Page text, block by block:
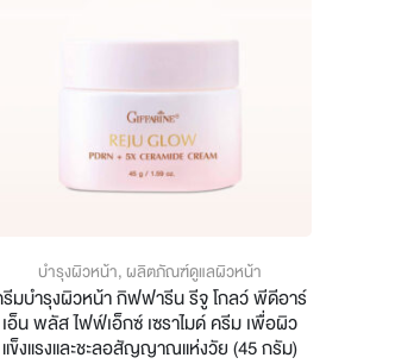
chosen
the
page
บำรุงผิวหน้า, ผลิตภัณฑ์ดูแลผิวหน้า
มบำรุงผิวหน้า กิฟฟารีน รีจู โกลว์ พีดีอาร์
เอ็น พลัส ไฟฟ์เอ็กซ์ เซราไมด์ ครีม เพื่อผิว
แข็งแรงและชะลอสัญญาณแห่งวัย (45 กรัม)